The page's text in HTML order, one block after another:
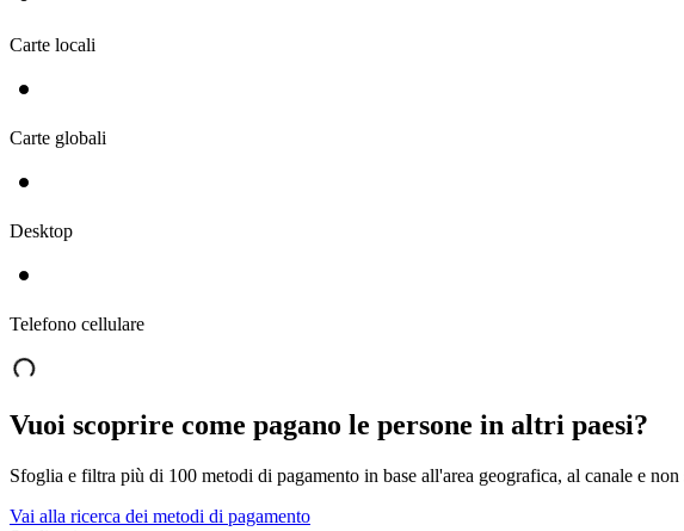
Carte locali
Carte globali
Desktop
Telefono cellulare
Vuoi scoprire come pagano le persone in altri paesi?
Sfoglia e filtra più di 100 metodi di pagamento in base all'area geografica, al canale e non
Vai alla ricerca dei metodi di pagamento